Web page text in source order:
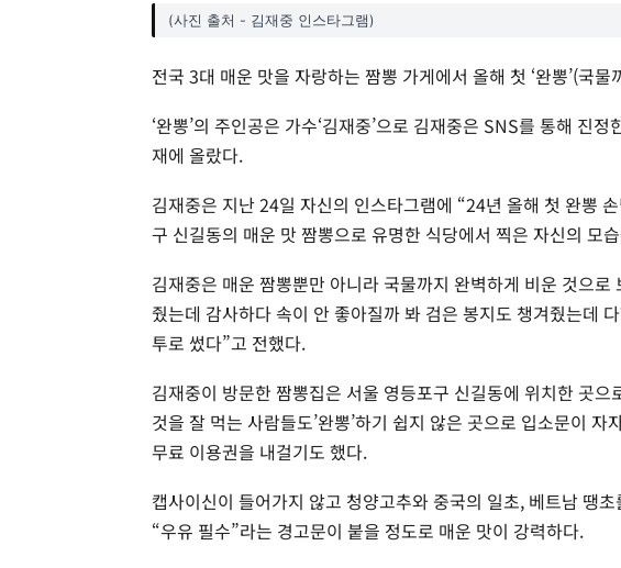
(사진 출처 - 김재중 인스타그램)
전국 3대 매운 맛을 자랑하는 짬뽕 가게에서 올해 첫 ‘완뽕’(국
‘완뽕’의 주인공은 가수‘김재중’으로 김재중은 SNS를 통해 진
재에 올랐다.
김재중은 지난 24일 자신의 인스타그램에 “24년 올해 첫 완뽕
구 신길동의 매운 맛 짬뽕으로 유명한 식당에서 찍은 자신의 모
김재중은 매운 짬뽕뿐만 아니라 국물까지 완벽하게 비운 것으
줬는데 감사하다 속이 안 좋아질까 봐 검은 봉지도 챙겨줬는데
투로 썼다”고 전했다.
김재중이 방문한 짬뽕집은 서울 영등포구 신길동에 위치한 곳
것을 잘 먹는 사람들도’완뽕’하기 쉽지 않은 곳으로 입소문이 자
무료 이용권을 내걸기도 했다.
캡사이신이 들어가지 않고 청양고추와 중국의 일초, 베트남 땡
“우유 필수”라는 경고문이 붙을 정도로 매운 맛이 강력하다.